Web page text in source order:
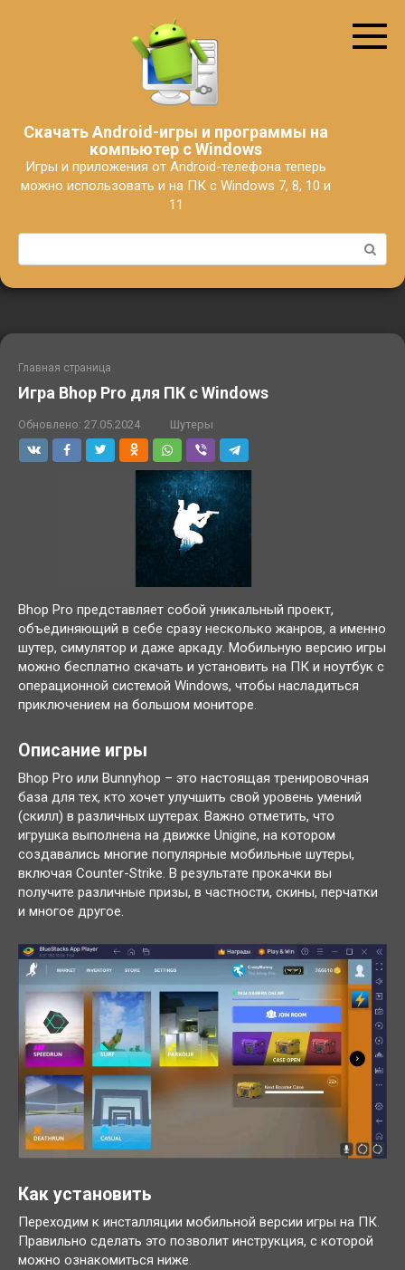
Скачать Android-игры и программы на
компьютер с Windows
Игры и приложения от Android-телефона теперь
можно использовать и на ПК с Windows 7, 8, 10 и
11
Поиск:
Главная страница
Игра Bhop Pro для ПК с Windows
Обновлено: 27.05.2024 Шутеры
Bhop Pro представляет собой уникальный проект,
объединяющий в себе сразу несколько жанров, а именно
шутер, симулятор и даже аркаду. Мобильную версию игры
можно бесплатно скачать и установить на ПК и ноутбук с
операционной системой Windows, чтобы насладиться
приключением на большом мониторе.
Описание игры
Bhop Pro или Bunnyhop – это настоящая тренировочная
база для тех, кто хочет улучшить свой уровень умений
(скилл) в различных шутерах. Важно отметить, что
игрушка выполнена на движке Unigine, на котором
создавались многие популярные мобильные шутеры,
включая Counter-Strike. В результате прокачки вы
получите различные призы, в частности, скины, перчатки
и многое другое.
Как установить
Переходим к инсталляции мобильной версии игры на ПК.
Правильно сделать это позволит инструкция, с которой
можно ознакомиться ниже.